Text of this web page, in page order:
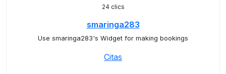
24 clics
smaringa283
Use smaringa283's Widget for making bookings
Citas